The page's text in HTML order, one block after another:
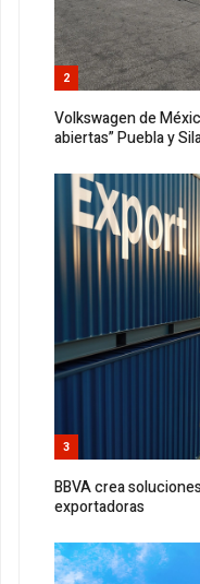
2
Volkswagen de
abiertas” Puebla y
3
BBVA crea
exportadoras